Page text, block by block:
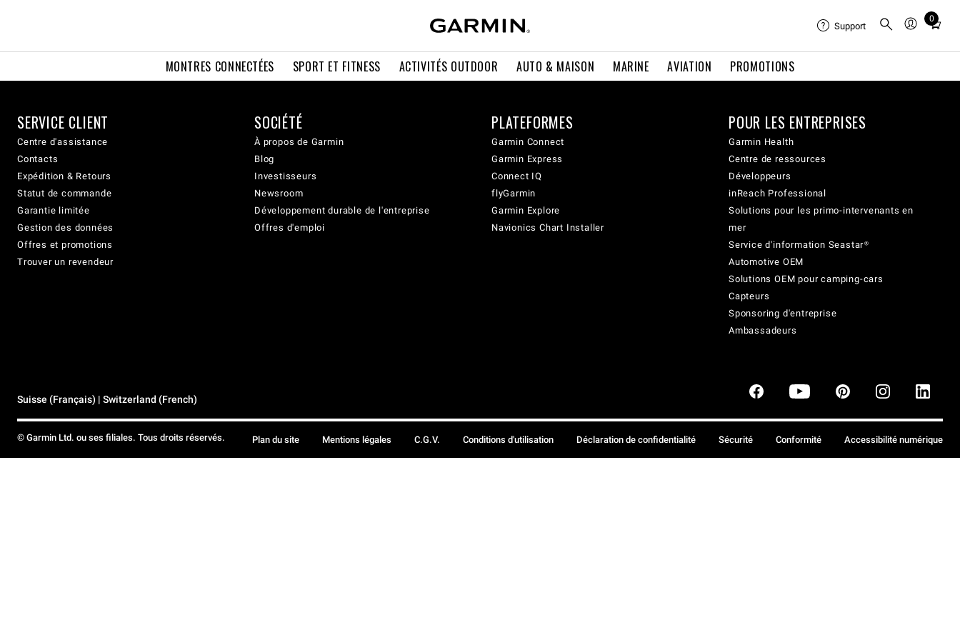
MONTRES CONNECTÉES SPORT ET FITNESS ACTIVITÉS OUTDOOR AUTO & MAISON MARINE AVIATION PROMOTIONS
Support
0
Total
cart:
SERVICE CLIENT
Centre d'assistance
Contacts
Expédition & Retours
Statut de commande
Garantie limitée
Gestion des données
Offres et promotions
Trouver un revendeur
SOCIÉTÉ
À propos de Garmin
Blog
Investisseurs
Newsroom
Développement durable de l'entreprise
Offres d'emploi
PLATEFORMES
Garmin Connect
Garmin Express
Connect IQ
flyGarmin
Garmin Explore
Navionics Chart Installer
POUR LES ENTREPRISES
Garmin Health
Centre de ressources
Développeurs
inReach Professional
Solutions pour les primo-intervenants en
mer
Service d'information Seastar®
Automotive OEM
Solutions OEM pour camping-cars
Capteurs
Sponsoring d'entreprise
Ambassadeurs
Suisse (Français) | Switzerland (French)
© Garmin Ltd. ou ses filiales. Tous droits réservés. Plan du site Mentions légales C.G.V. Conditions d'utilisation Déclaration de confidentialité Sécurité Conformité Accessibilité numérique